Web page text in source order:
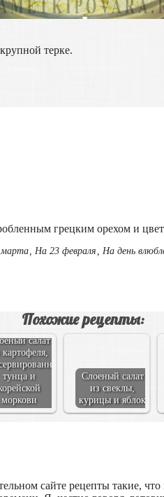
терке.
грецким орехом и
,На 23 февраля ,На день
Похожие рецепты:
салат
картофеля,
тунца и
моркови
Слоеный салат
из свеклы,
курицы и яблок
сайте рецепты такие,